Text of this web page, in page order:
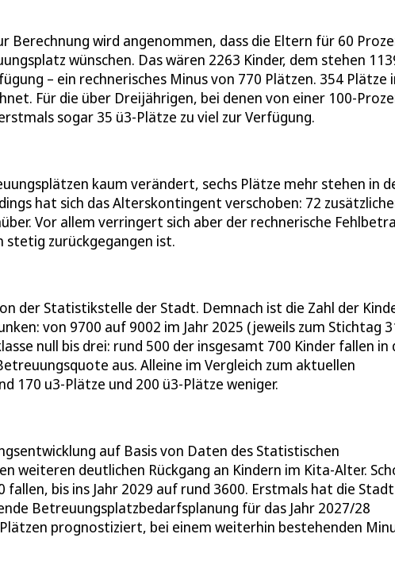
Berechnung wird angenommen, dass die Eltern für 60
wünschen. Das wären 2263 Kinder, dem stehen
– ein rechnerisches Minus von 770 Plätzen. 354 Plätze
Für die über Dreijährigen, bei denen von einer 100-
sogar 35 ü3-Plätze zu viel zur Verfügung.
kaum verändert, sechs Plätze mehr stehen in
hat sich das Alterskontingent verschoben: 72
Vor allem verringert sich aber der rechnerische
stetig zurückgegangen ist.
der Statistikstelle der Stadt. Demnach ist die Zahl der
von 9700 auf 9002 im Jahr 2025 (jeweils zum Stichtag
null bis drei: rund 500 der insgesamt 700 Kinder fallen in
aus. Alleine im Vergleich zum aktuellen
170 u3-Plätze und 200 ü3-Plätze weniger.
auf Basis von Daten des Statistischen
weiteren deutlichen Rückgang an Kindern im Kita-Alter.
fallen, bis ins Jahr 2029 auf rund 3600. Erstmals hat die
Betreuungsplatzbedarfsplanung für das Jahr 2027/28
prognostiziert, bei einem weiterhin bestehenden